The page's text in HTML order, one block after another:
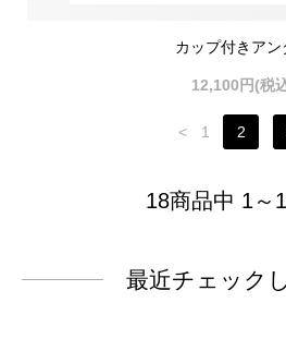
カップ付きアン
12,100円(税
< 1 2
18商品中 1～
最近チェック